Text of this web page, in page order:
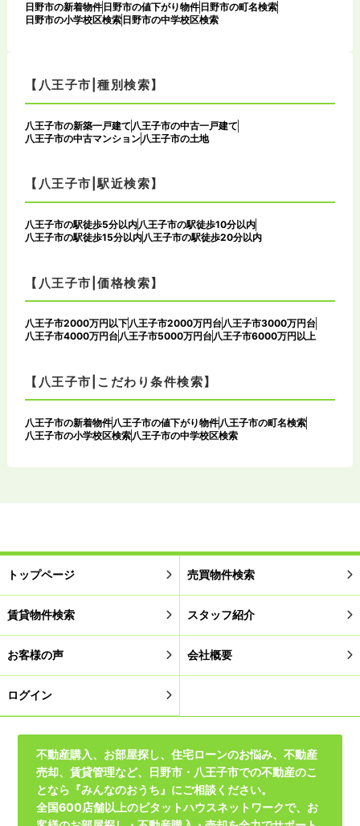
日野市の新着物件 日野市の値下がり物件 日野市の町名検索
日野市の小学校区検索 日野市の中学校区検索
【八王子市|種別検索】
八王子市の新築一戸建て 八王子市の中古一戸建て
八王子市の中古マンション 八王子市の土地
【八王子市|駅近検索】
八王子市の駅徒歩5分以内八王子市の駅徒歩10分以内
八王子市の駅徒歩15分以内八王子市の駅徒歩20分以内
【八王子市|価格検索】
八王子市2000万円以下八王子市2000万円台八王子市3000万円台
八王子市4000万円台八王子市5000万円台八王子市6000万円以上
【八王子市|こだわり条件検索】
八王子市の新着物件 八王子市の値下がり物件 八王子市の町名検索
八王子市の小学校区検索 八王子市の中学校区検索
トップページ 売買物件検索
賃貸物件検索 スタッフ紹介
お客様の声 会社概要
ログイン
不動産購入、お部屋探し、住宅ローンのお悩み、不動産
売却、賃貸管理など、日野市・八王子市での不動産のこ
となら『みんなのおうち』にご相談ください。
全国600店舗以上のピタットハウスネットワークで、お